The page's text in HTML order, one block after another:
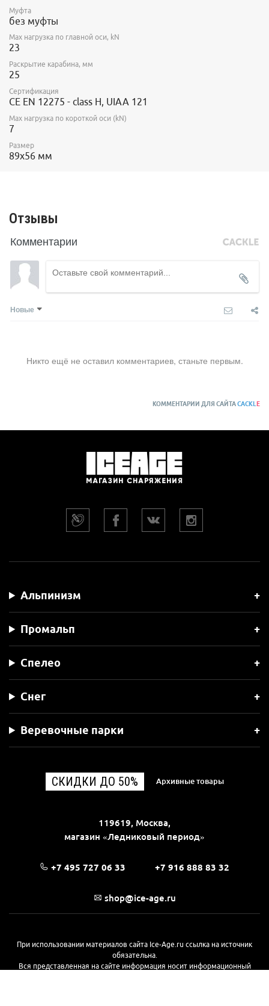
Муфта
без муфты
Max нагрузка по главной оси, kN
23
Раскрытие карабина, мм
25
Сертификация
CE EN 12275 - class H, UIAA 121
Max нагрузка по короткой оси (kN)
7
Размер
89х56 мм
Отзывы
Комментарии
Новые
Никто ещё не оставил комментариев, станьте первым.
КОММЕНТАРИИ ДЛЯ САЙТАCACKLE
Альпинизм
Промальп
Спелео
Снег
Веревочные парки
СКИДКИ ДО 50% Архивные товары
119619, Москва,
магазин «Ледниковый период»
+7 495 727 06 33 +7 916 888 83 32
shop@ice-age.ru
При использовании материалов сайта Ice-Age.ru ссылка на источник
обязательна.
Вся представленная на сайте информация носит информационный